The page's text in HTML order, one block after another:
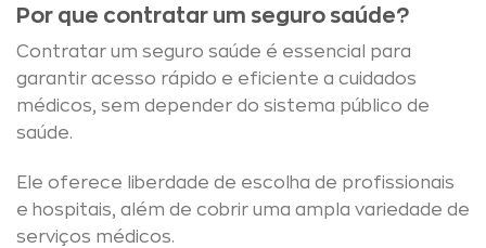
Por que contratar um seguro saúde?
Contratar um seguro saúde é essencial para
garantir acesso rápido e eficiente a cuidados
médicos, sem depender do sistema público de
saúde.
Ele oferece liberdade de escolha de profissionais
e hospitais, além de cobrir uma ampla variedade de
serviços médicos.